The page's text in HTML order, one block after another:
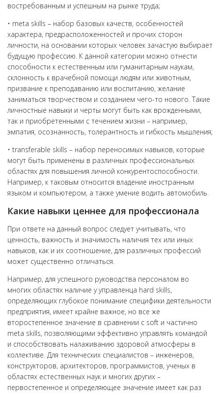
востребованным и успешным на рынке труда;
• meta skills – набор базовых качеств, особенностей
характера, предрасположенностей и прочих сторон
личности, на основании которых человек зачастую выбирает
будущую профессию. К данной категории можно отнести
способности к естественным или гуманитарным наукам,
склонность к врачебной помощи людям или животным,
призвание к преподаванию или воспитанию, желание
заниматься творчеством и созданием чего-то нового. Такие
личностные навыки и черты могут быть как врожденными,
так и приобретенными с течением жизни – например,
эмпатия, осознанность, толерантность и гибкость мышления;
• transferable skills – набор переносимых навыков, которые
могут быть применены в различных профессиональных
областях для повышения личной конкурентоспособности.
Например, к таковым относится владение иностранным
языком и компьютером, а также умение водить автомобиль.
Какие навыки ценнее для профессионала
При ответе на данный вопрос следует учитывать, что
ценность, важность и значимость наличия тех или иных
навыков, как и их соотношение, для различных профессий
может существенно отличаться.
Например, для успешного руководства персоналом во
многих областях наличие у управленца hard skills,
определяющих глубокое понимание специфики деятельности
предприятия, имеет крайне важное, но все же
второстепенное значение в сравнении с soft и частично
meta skills, позволяющими эффективно управлять командой
и способствовать налаживанию здоровой атмосферы в
коллективе. Для технических специалистов – инженеров,
конструкторов, архитекторов, программистов, ученых в
областях естественных наук и многих других –
первостепенное и определяющее значение имеет как раз